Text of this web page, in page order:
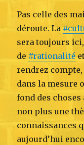
Pas celle des
déroute. La
sera toujours
de #rationalité
rendrez
dans la mesure
fond des choses
non plus une
connaissances
aujourd’hui